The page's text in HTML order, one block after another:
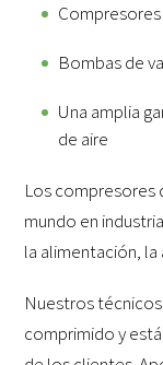
Bombas de
Una amplia
de aire
Los compresores
mundo en
la alimentación,
Nuestros
comprimido y